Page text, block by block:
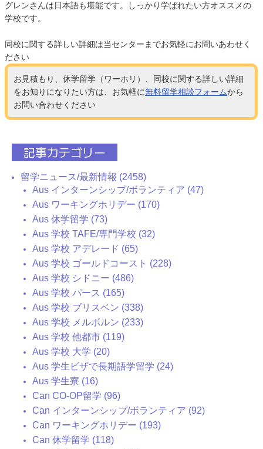
グレンさんは日本語も堪能です。しっかり学ばれたい方オススメの
学校です。
同校に関する詳しい詳細は当センターまでお気軽にお問いあわせく
ださい
お見積もり、休学留学（ワーホリ）、同校に関する詳しい詳細
をお知りになりたい方は、お気軽に無料留学相談フォームから
お問い合わせください
記事カテゴリー
留学ニュース/最新情報 (2458)
Aus インターンシップ/ボランティア (47)
Aus ワーキングホリデー (170)
Aus 休学留学 (73)
Aus 学校 TAFE/専門学校 (32)
Aus 学校 アデレード (65)
Aus 学校 ゴールドコースト (228)
Aus 学校 シドニー (486)
Aus 学校 パース (165)
Aus 学校 ブリスベン (338)
Aus 学校 メルボルン (233)
Aus 学校 他都市 (119)
Aus 学校 大学 (20)
Aus 学生ビザで長期語学留学 (24)
Aus 学生寮 (16)
Can CO-OP留学 (96)
Can インターンシップ/ボランティア (92)
Can ワーキングホリデー (193)
Can 休学留学 (118)